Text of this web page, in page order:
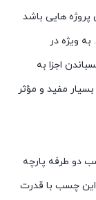
هایی باشد
ویژه در
اجزا به
مفید و مؤثر
دو طرفه پارچه
این چسب با قدرت